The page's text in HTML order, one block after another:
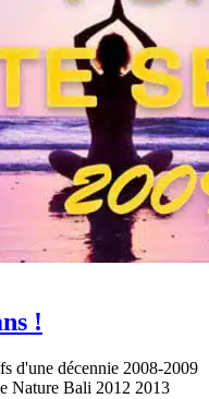
!
d'une décennie 2008-2009
Nature Bali 2012 2013